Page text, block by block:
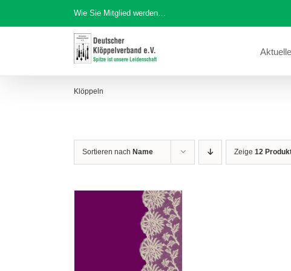
Inhalt
Wie Sie Mitglied werden…
Klöppeln
Sortieren nach Name Zeige 12